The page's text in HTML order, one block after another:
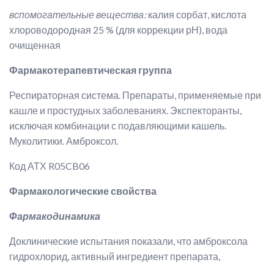
вспомогательные вещества:калия сорбат, кислота
хлороводородная 25 % (для коррекции рН), вода
очищенная
Фармакотерапевтическая группа
Респираторная система. Препараты, применяемые при
кашле и простудных заболеваниях. Экспекторанты,
исключая комбинации с подавляющими кашель.
Муколитики. Амброксол.
Код АТХ R05CB06
Фармакологические свойства
Фармакодинамика
Доклинические испытания показали, чтоамброксола
гидрохлорид, активный ингредиент препарата,